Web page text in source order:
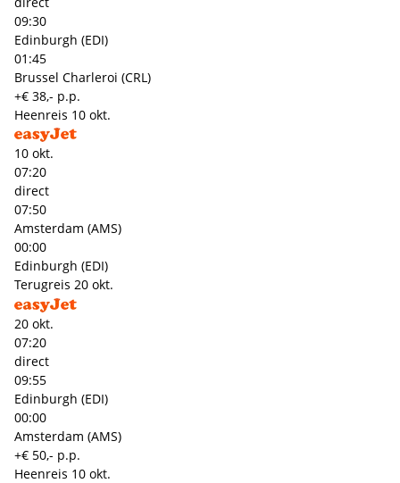
09:30
Edinburgh (EDI)
01:45
Brussel Charleroi (CRL)
+€ 38,- p.p.
Heenreis 10 okt.
10 okt.
07:20
direct
07:50
Amsterdam (AMS)
00:00
Edinburgh (EDI)
Terugreis 20 okt.
20 okt.
07:20
direct
09:55
Edinburgh (EDI)
00:00
Amsterdam (AMS)
+€ 50,- p.p.
Heenreis 10 okt.